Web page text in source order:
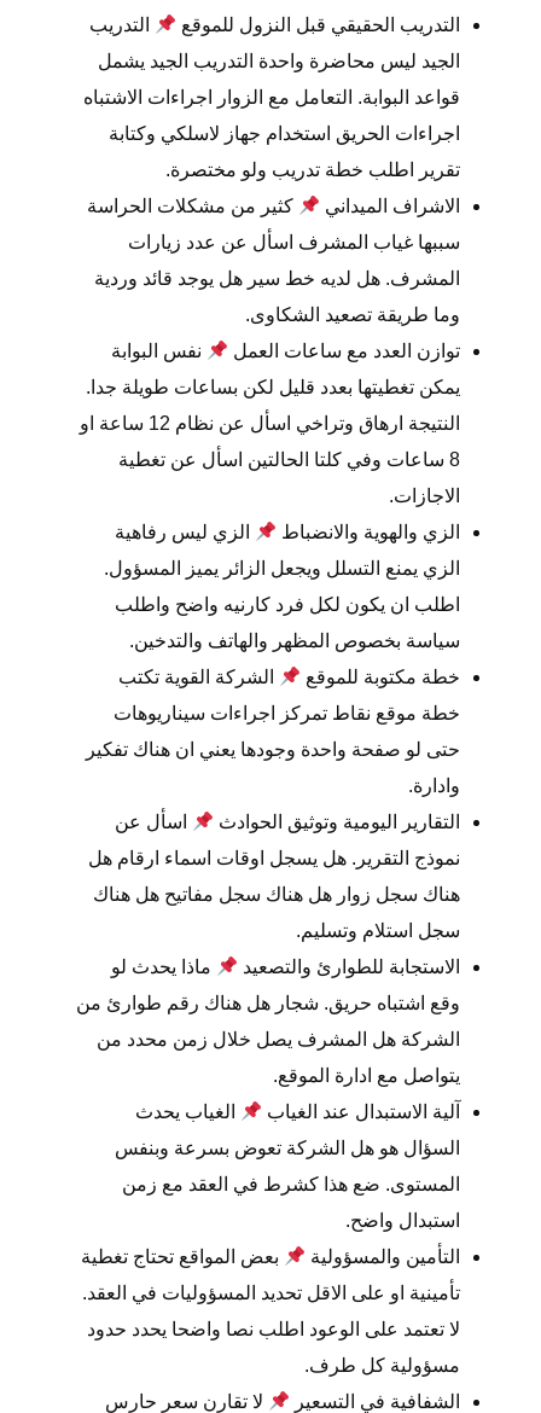
التدريب الحقيقي قبل النزول للموقع
التدريب
الجيد ليس محاضرة واحدة التدريب الجيد يشمل
قواعد البوابة. التعامل مع الزوار اجراءات الاشتباه
اجراءات الحريق استخدام جهاز لاسلكي وكتابة
تقرير اطلب خطة تدريب ولو مختصرة.
الاشراف الميداني
كثير من مشكلات الحراسة
سببها غياب المشرف اسأل عن عدد زيارات
المشرف. هل لديه خط سير هل يوجد قائد وردية
وما طريقة تصعيد الشكاوى.
توازن العدد مع ساعات العمل
نفس البوابة
يمكن تغطيتها بعدد قليل لكن بساعات طويلة جدا.
النتيجة ارهاق وتراخي اسأل عن نظام 12 ساعة او
8 ساعات وفي كلتا الحالتين اسأل عن تغطية
الاجازات.
الزي والهوية والانضباط
الزي ليس رفاهية
الزي يمنع التسلل ويجعل الزائر يميز المسؤول.
اطلب ان يكون لكل فرد كارنيه واضح واطلب
سياسة بخصوص المظهر والهاتف والتدخين.
خطة مكتوبة للموقع
الشركة القوية تكتب
خطة موقع نقاط تمركز اجراءات سيناريوهات
حتى لو صفحة واحدة وجودها يعني ان هناك تفكير
وادارة.
التقارير اليومية وتوثيق الحوادث
اسأل عن
نموذج التقرير. هل يسجل اوقات اسماء ارقام هل
هناك سجل زوار هل هناك سجل مفاتيح هل هناك
سجل استلام وتسليم.
الاستجابة للطوارئ والتصعيد
ماذا يحدث لو
وقع اشتباه حريق. شجار هل هناك رقم طوارئ من
الشركة هل المشرف يصل خلال زمن محدد من
يتواصل مع ادارة الموقع.
آلية الاستبدال عند الغياب
الغياب يحدث
السؤال هو هل الشركة تعوض بسرعة وبنفس
المستوى. ضع هذا كشرط في العقد مع زمن
استبدال واضح.
التأمين والمسؤولية
بعض المواقع تحتاج تغطية
تأمينية او على الاقل تحديد المسؤوليات في العقد.
لا تعتمد على الوعود اطلب نصا واضحا يحدد حدود
مسؤولية كل طرف.
الشفافية في التسعير
لا تقارن سعر حارس